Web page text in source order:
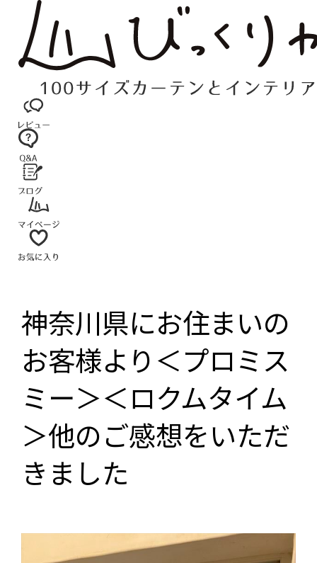
神奈川県にお住まいの
お客様より＜プロミス
ミー＞＜ロクムタイム
＞他のご感想をいただ
きました